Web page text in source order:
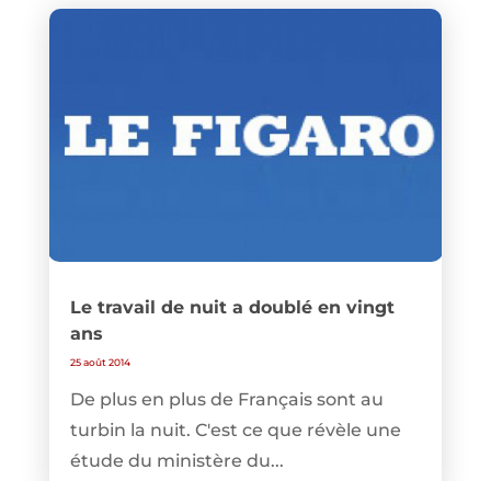
Le travail de nuit a doublé en vingt
ans
25 août 2014
De plus en plus de Français sont au
turbin la nuit. C'est ce que révèle une
étude du ministère du...